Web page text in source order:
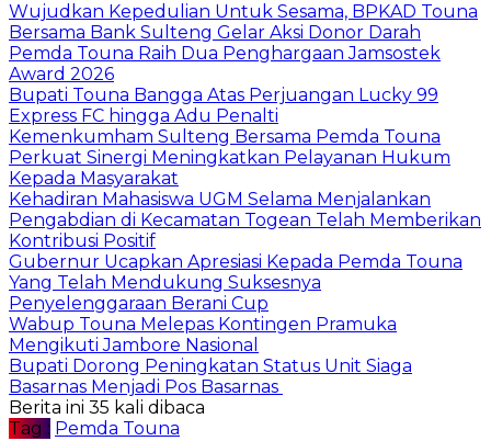
Wujudkan Kepedulian Untuk Sesama, BPKAD Touna
Bersama Bank Sulteng Gelar Aksi Donor Darah
Pemda Touna Raih Dua Penghargaan Jamsostek
Award 2026
Bupati Touna Bangga Atas Perjuangan Lucky 99
Express FC hingga Adu Penalti
Kemenkumham Sulteng Bersama Pemda Touna
Perkuat Sinergi Meningkatkan Pelayanan Hukum
Kepada Masyarakat
Kehadiran Mahasiswa UGM Selama Menjalankan
Pengabdian di Kecamatan Togean Telah Memberikan
Kontribusi Positif
Gubernur Ucapkan Apresiasi Kepada Pemda Touna
Yang Telah Mendukung Suksesnya
Penyelenggaraan Berani Cup
Wabup Touna Melepas Kontingen Pramuka
Mengikuti Jambore Nasional
Bupati Dorong Peningkatan Status Unit Siaga
Basarnas Menjadi Pos Basarnas
Berita ini 35 kali dibaca
Tag : Pemda Touna